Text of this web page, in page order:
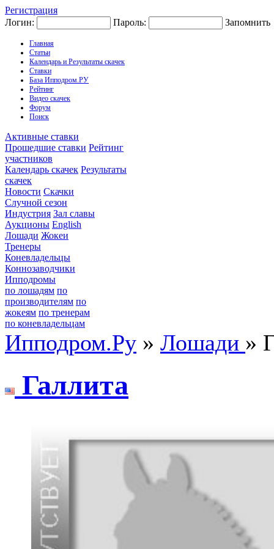
Регистрация
Логин:
Пароль: Запомнить
Главная
Статьи
Календарь и Результаты скачек
Ставки
База Ипподром.РУ
Рейтинг
Видео скачек
Форум
Поиск
Активные ставки
Прошедшие ставки Рейтинг
участников
Календарь скачек Результаты
скачек
Новости Скачки
Случной сезон
Индустрия Зал славы
Аукционы English
Лошади Жокеи
Тренеры
Коневладельцы
Коннозаводчики
Ипподромы
по лошадям по
производителям по
жокеям по тренерам
по коневладельцам
Ипподром.Ру » Лошади »
Галлита